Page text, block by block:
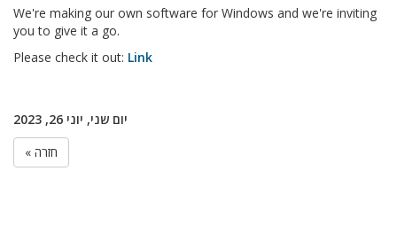
We're making our own software for Windows and we're inviting
you to give it a go.
Please check it out: Link
יום שני, יוני 26, 2023
« חזרה